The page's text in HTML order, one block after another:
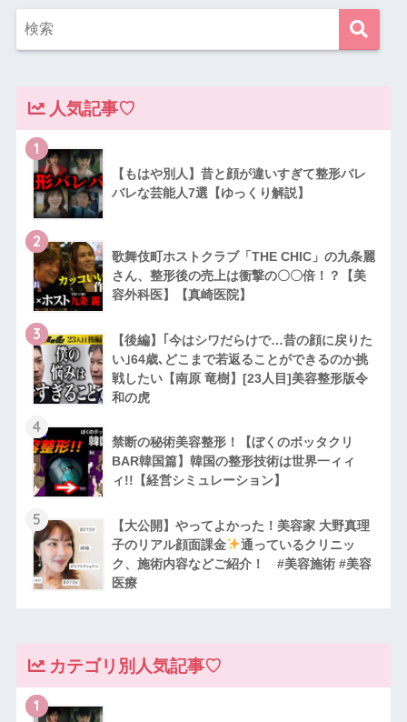
人気記事♡
1
【もはや別人】昔と顔が違いすぎて整形バレ
バレな芸能人7選【ゆっくり解説】
2
歌舞伎町ホストクラブ「THE CHIC」の九条麗
さん、整形後の売上は衝撃の〇〇倍！？【美
容外科医】【真崎医院】
3
【後編】｢今はシワだらけで…昔の顔に戻りた
い｣64歳､どこまで若返ることができるのか挑
戦したい【南原 竜樹】[23人目]美容整形版令
和の虎
4
禁断の秘術美容整形！【ぼくのボッタクリ
BAR韓国篇】韓国の整形技術は世界一ィィ
ィ!!【経営シミュレーション】
5
【大公開】やってよかった！美容家 大野真理
子のリアル顔面課金
通っているクリニッ
ク、施術内容などご紹介！ #美容施術 #美容
医療
カテゴリ別人気記事♡
1